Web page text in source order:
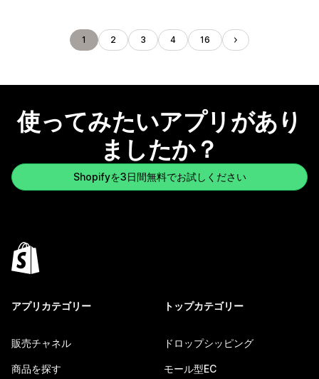
1 2 3 4 16
使ってみたいアプリがあり
ましたか？
Shopifyを3日間無料でお試しください
アプリカテゴリー
販売チャネル
商品を探す
トップカテゴリー
ドロップシッピング
モール型EC